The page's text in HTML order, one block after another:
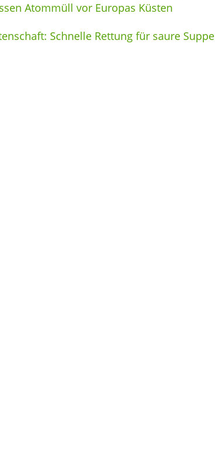
Atommüll vor Europas Küsten
Schnelle Rettung für saure Suppe